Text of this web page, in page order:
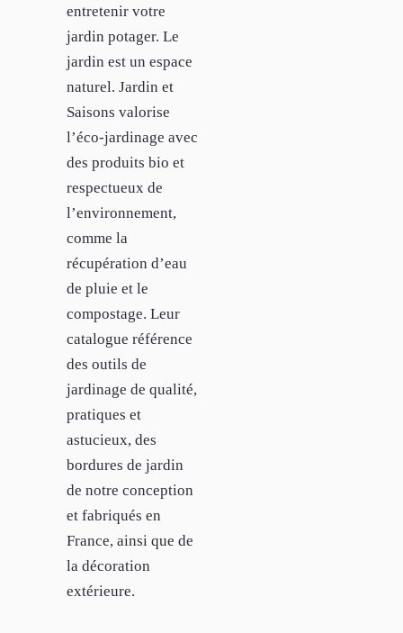
entretenir votre
jardin potager. Le
jardin est un espace
naturel. Jardin et
Saisons valorise
l’éco-jardinage avec
des produits bio et
respectueux de
l’environnement,
comme la
récupération d’eau
de pluie et le
compostage. Leur
catalogue référence
des outils de
jardinage de qualité,
pratiques et
astucieux, des
bordures de jardin
de notre conception
et fabriqués en
France, ainsi que de
la décoration
extérieure.